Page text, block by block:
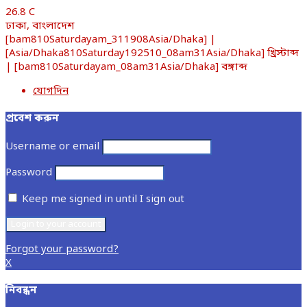
26.8 C
ঢাকা, বাংলাদেশ
[bam810Saturdayam_311908Asia/Dhaka] |
[Asia/Dhaka810Saturday192510_08am31Asia/Dhaka] খ্রিস্টাব্দ
| [bam810Saturdayam_08am31Asia/Dhaka] বঙ্গাব্দ
যোগদিন
প্রবেশ করুন
Username or email
Password
Keep me signed in until I sign out
Forgot your password?
X
নিবন্ধন